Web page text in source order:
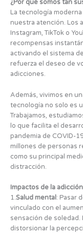
¿Por qué somos tan
La tecnología
nuestra atención. Los
Instagram, TikTok o
recompensas
activando el sistema
refuerza el deseo de
adicciones.
Además, vivimos en
tecnología no solo es
Trabajamos,
lo que facilita el
pandemia de COVID-
millones de personas
como su principal
distracción.
Impactos de la
1.Salud mental: Pasar
vinculado con el
sensación de
distorsionar la